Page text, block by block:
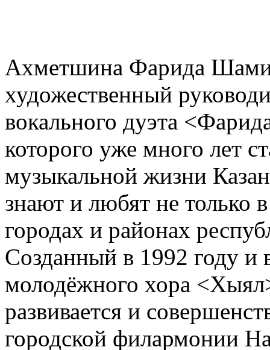
Ахметшина Фарида
художественный
вокального дуэта
которого уже много лет
музыкальной жизни
знают и любят не только
городах и районах
Созданный в 1992 году и
молодёжного хора
развивается и
городской филармонии